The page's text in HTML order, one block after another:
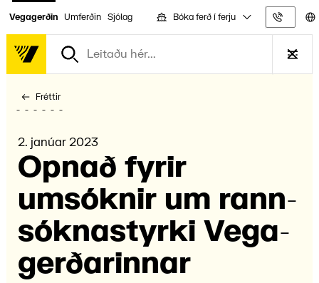
Vegagerðin Umferðin Sjólag Bóka ferð í ferju
Fréttir
2. janúar 2023
Opnað fyrir
umsókn­ir um rann­
sókna­styrki Vega­
gerðar­innar